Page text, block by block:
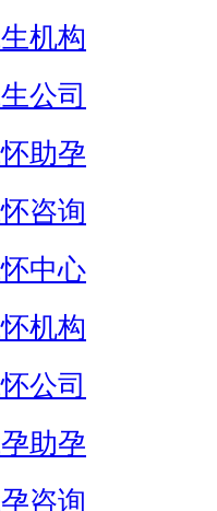
机构
公司
助孕
咨询
中心
机构
公司
助孕
咨询